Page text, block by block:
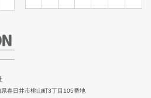
春日井市桃山町3丁目105番地